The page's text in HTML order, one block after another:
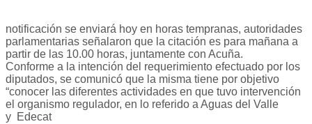
notificación se enviará hoy en horas tempranas, autoridades
parlamentarias señalaron que la citación es para mañana a
partir de las 10.00 horas, juntamente con Acuña.
Conforme a la intención del requerimiento efectuado por los
diputados, se comunicó que la misma tiene por objetivo
“conocer las diferentes actividades en que tuvo intervención
el organismo regulador, en lo referido a Aguas del Valle
y Edecat